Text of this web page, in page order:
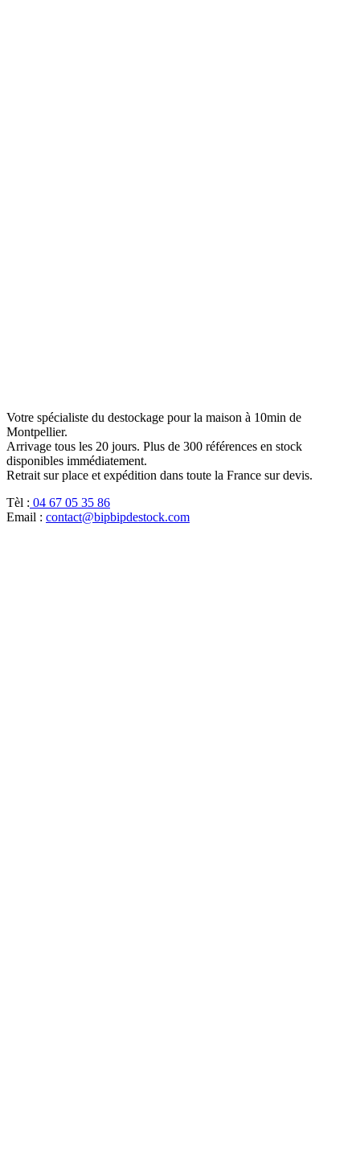
Votre spécialiste du destockage pour la maison à 10min de
Montpellier.
Arrivage tous les 20 jours. Plus de 300 références en stock
disponibles immédiatement.
Retrait sur place et expédition dans toute la France sur devis.
Tèl : 04 67 05 35 86
Email : contact@bipbipdestock.com